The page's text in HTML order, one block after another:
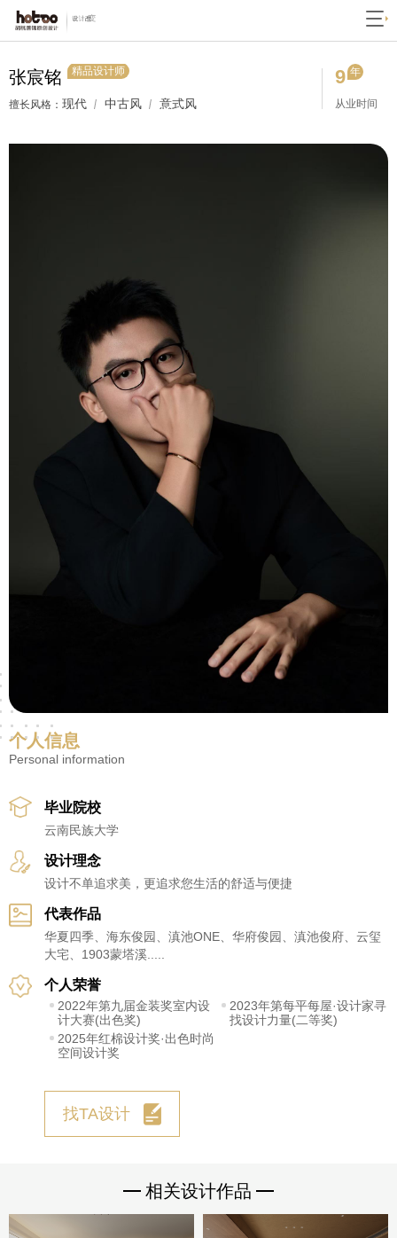
张宸铭 精品设计师
擅长风格： 现代 中古风 意式风
9 年
从业时间
个人信息
Personal information
毕业院校
云南民族大学
设计理念
设计不单追求美，更追求您生活的舒适与便捷
代表作品
华夏四季、海东俊园、滇池ONE、华府俊园、滇池俊府、云玺
大宅、1903蒙塔溪.....
个人荣誉
2022年第九届金装奖室内设
计大赛(出色奖)
2023年第每平每屋·设计家寻
找设计力量(二等奖)
2025年红棉设计奖·出色时尚
空间设计奖
找TA设计
相关设计作品